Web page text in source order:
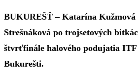
BUKUREŠŤ – Katarína
Strešnáková po trojsetových
štvrťfinále halového podujatia
Bukurešti.